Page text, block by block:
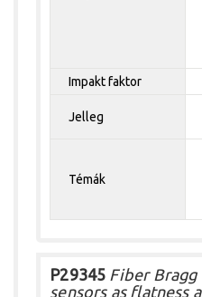
Impakt faktor
Jelleg
Témák
P29345 Fiber Bragg
sensors as flatness